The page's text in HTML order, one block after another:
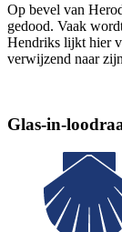
Op bevel van
gedood. Vaak
Hendriks lijkt hier
verwijzend naar
Glas-in-